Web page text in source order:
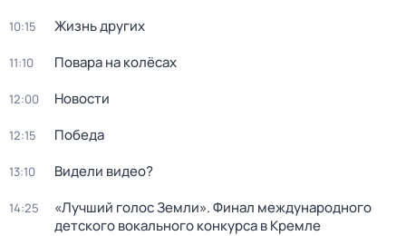
10:15 Жизнь других
11:10 Повара на колёсах
12:00 Новости
12:15 Победа
13:10 Видели видео?
14:25
«Лучший голос Земли». Финал международного
детского вокального конкурса в Кремле